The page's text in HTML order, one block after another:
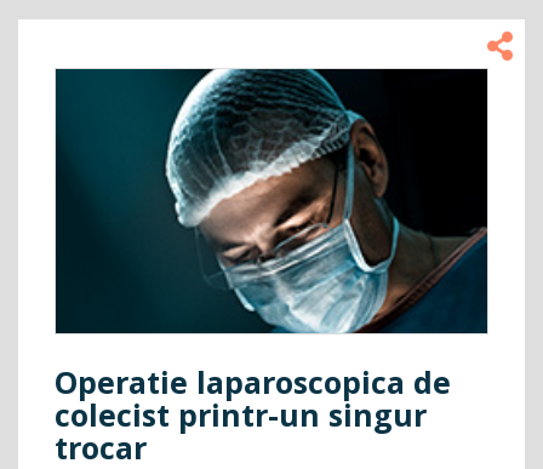
Operatie laparoscopica de
colecist printr-un singur
trocar